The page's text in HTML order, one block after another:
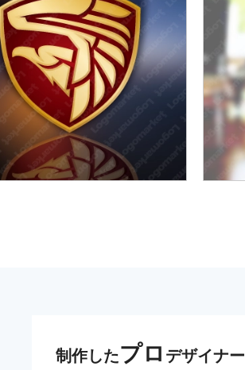
制作したプロ デザイナー